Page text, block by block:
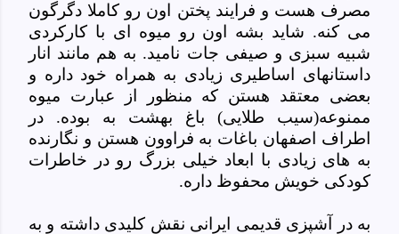
مصرف هست و فرایند پختن اون رو کاملا دگرگون
می کنه. شاید بشه اون رو میوه ای با کارکردی
شبیه سبزی و صیفی جات نامید. به هم مانند انار
داستانهای اساطیری زیادی به همراه خود داره و
بعضی معتقد هستن که منظور از عبارت میوه
ممنوعه(سیب طلایی) باغ بهشت به بوده. در
اطراف اصفهان باغات به فراوون هستن و نگارنده
به های زیادی با ابعاد خیلی بزرگ رو در خاطرات
کودکی خویش محفوظ داره.
به در آشپزی قدیمی ایرانی نقش کلیدی داشته و به